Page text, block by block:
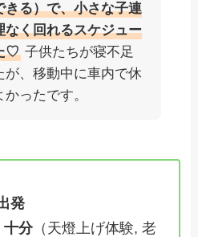
きる）で、小さな子連
なく回れるスケジュー
♡ 子供たちが寝不足
が、移動中に車内で休
ったです。
発
分（天燈上げ体験, 老